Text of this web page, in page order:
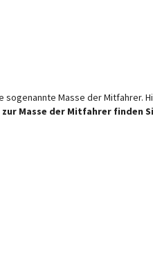
Masse der Mitfahrer.
Masse der Mitfahrer finden